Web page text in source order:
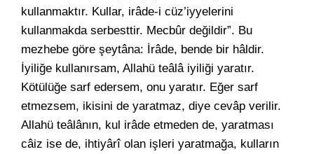
kullanmaktır. Kullar, irâde-i cüz’iyyelerini
kullanmakda serbesttir. Mecbûr değildir”. Bu
mezhebe göre şeytâna: İrâde, bende bir hâldir.
İyiliğe kullanırsam, Allahü teâlâ iyiliği yaratır.
Kötülüğe sarf edersem, onu yaratır. Eğer sarf
etmezsem, ikisini de yaratmaz, diye cevâp verilir.
Allahü teâlânın, kul irâde etmeden de, yaratması
câiz ise de, ihtiyârî olan işleri yaratmağa, kulların